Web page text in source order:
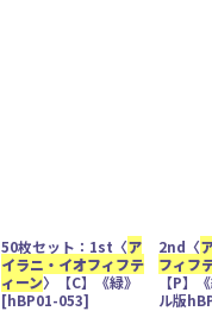
50枚セット：1st〈ア
イラニ・イオフィフテ
ィーン〉【C】《緑》
[hBP01-053]
2nd〈
フィフ
【P】
ル版